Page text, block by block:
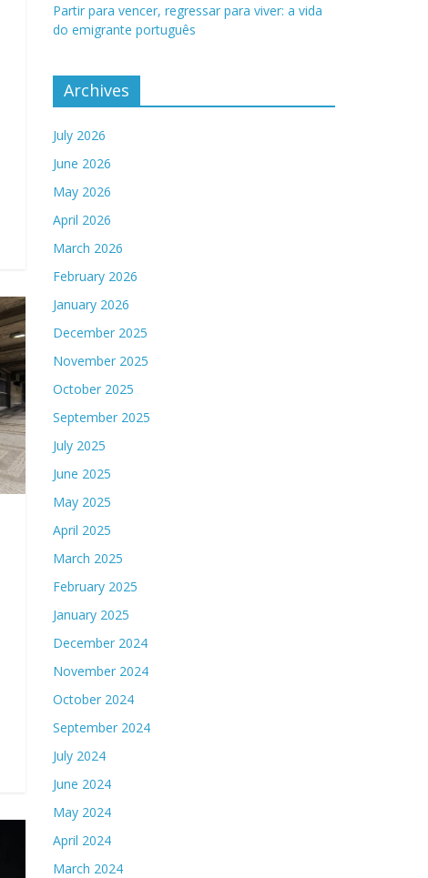
Partir para vencer, regressar para viver: a vida
do emigrante português
Archives
July 2026
June 2026
May 2026
April 2026
March 2026
February 2026
January 2026
December 2025
November 2025
October 2025
September 2025
July 2025
June 2025
May 2025
April 2025
March 2025
February 2025
January 2025
December 2024
November 2024
October 2024
September 2024
July 2024
June 2024
May 2024
April 2024
March 2024